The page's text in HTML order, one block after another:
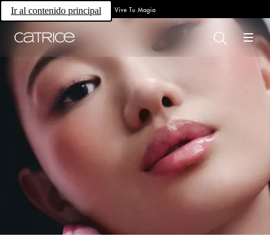
Ir al contenido principal Vive Tu Magia